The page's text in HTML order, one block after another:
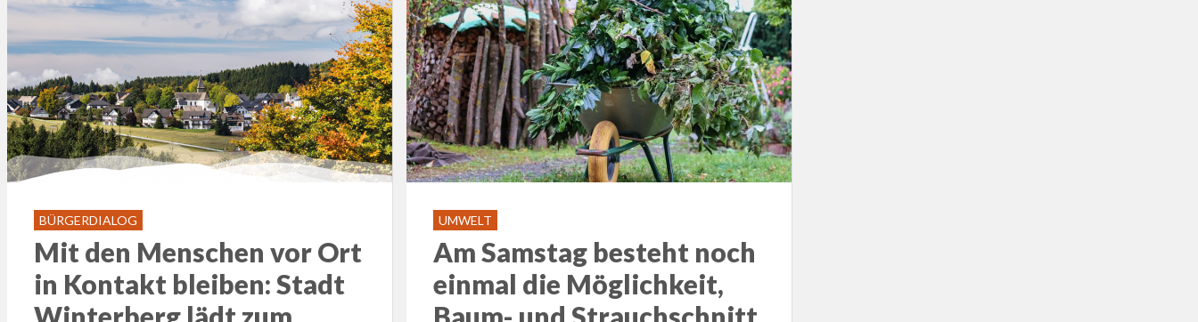
BÜRGERDIALOG
Mit den Menschen vor Ort
in Kontakt bleiben: Stadt
UMWELT
Am Samstag besteht noch
einmal die Möglichkeit,